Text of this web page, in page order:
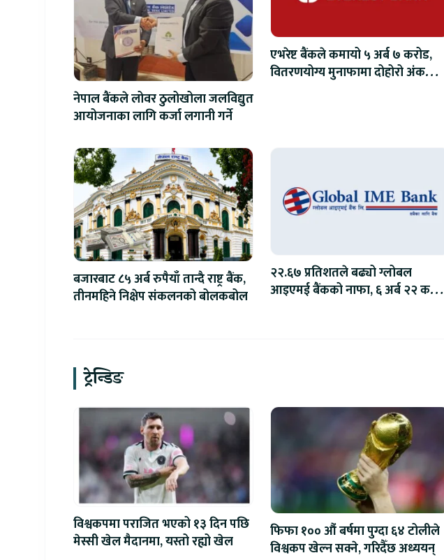
नेपाल बैंकले लोवर ठुलोखोला जलविद्युत
आयोजनाका लागि कर्जा लगानी गर्ने
एभरेष्ट बैंकले कमायो ५ अर्ब ७ करोड,
वितरणयोग्य मुनाफामा दोहोरो अंकको
बजारबाट ८५ अर्ब रुपैयाँ तान्दै राष्ट्र बैंक,
तीनमहिने निक्षेप संकलनको बोलकबोल
२२.६७ प्रतिशतले बढ्यो ग्लोबल
आइएमई बैंकको नाफा, ६ अर्ब २२ करोड
ट्रेन्डिङ
विश्वकपमा पराजित भएको १३ दिन पछि
मेस्सी खेल मैदानमा, यस्तो रह्यो खेल
फिफा १०० औं बर्षमा पुग्दा ६४ टोलीले
विश्वकप खेल्न सक्ने, गरिदैँछ अध्ययन्